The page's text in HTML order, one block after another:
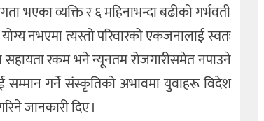
भएका व्यक्ति र ६ महिनाभन्दा बढीको गर्भवती
नभएमा त्यस्तो परिवारको एकजनालाई स्वतः
सहायता रकम भने न्यूनतम रोजगारीसमेत नपाउने
सम्मान गर्ने संस्कृतिको अभावमा युवाहरू विदेश
जानकारी दिए ।